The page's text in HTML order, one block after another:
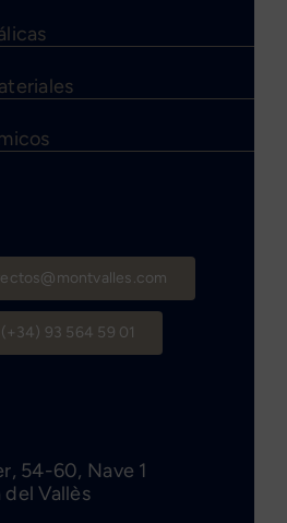
(+34) 93 564 59 01
54-60, Nave 1
Vallès